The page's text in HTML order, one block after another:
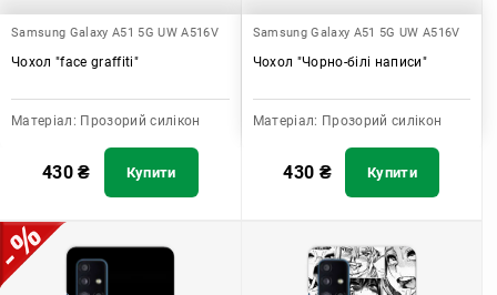
Samsung Galaxy A51 5G UW A516V
Чохол "face graffiti"
Матеріал: Прозорий силікон
430₴ Купити
Samsung Galaxy A51 5G UW A516V
Чохол "Чорно-білі написи"
Матеріал: Прозорий силікон
430 ₴ Купити